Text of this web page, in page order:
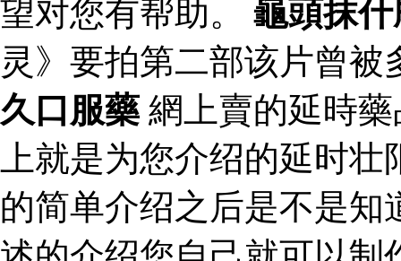
望对您有帮助。 龜頭抹
灵》要拍第二部该片曾
久口服藥 網上賣的延時
上就是为您介绍的延时
的简单介绍之后是不是